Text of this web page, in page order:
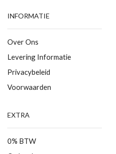
INFORMATIE
Over Ons
Levering Informatie
Privacybeleid
Voorwaarden
EXTRA
0% BTW